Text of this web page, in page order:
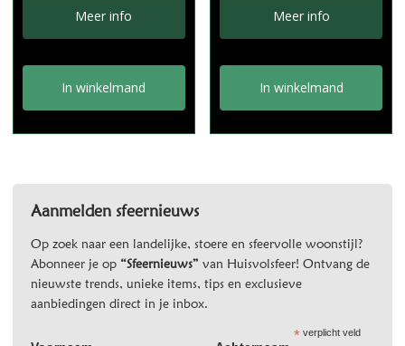
Meer info
In winkelmand
Meer info
In winkelmand
Aanmelden sfeernieuws
Op zoek naar een landelijke, stoere en sfeervolle woonstijl?
Abonneer je op “Sfeernieuws” van Huisvolsfeer! Ontvang de
nieuwste trends, unieke items, tips en exclusieve
aanbiedingen direct in je inbox.
*verplicht veld